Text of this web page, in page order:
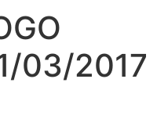
03/2017